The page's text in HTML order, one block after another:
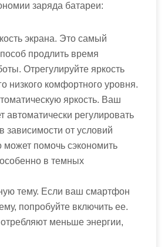
заряда батареи:
экрана. Это самый
продлить время
Отрегулируйте яркость
низкого комфортного уровня.
яркость. Ваш
регулировать
зависимости от условий
помочь сэкономить
в темных
тему. Если ваш смартфон
попробуйте включить ее.
меньше энергии,